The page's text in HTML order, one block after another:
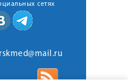
сетях